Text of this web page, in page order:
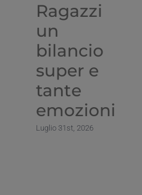
Ragazzi
un
bilancio
super e
tante
emozioni
Luglio 31st, 2026